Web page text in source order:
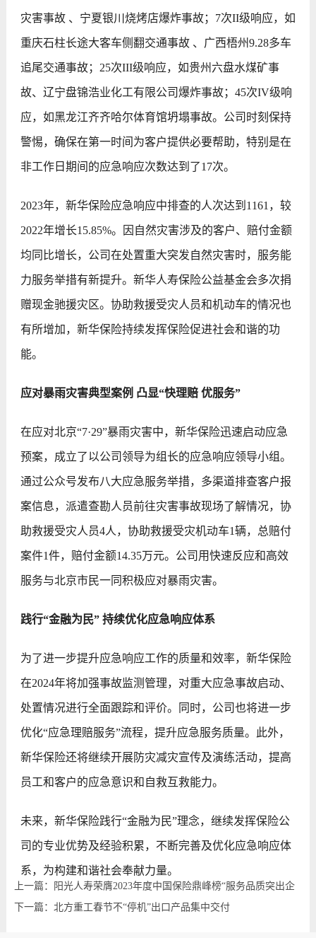
灾害事故 、宁夏银川烧烤店爆炸事故；7次II级响应，如
重庆石柱长途大客车侧翻交通事故 、广西梧州9.28多车
追尾交通事故；25次III级响应，如贵州六盘水煤矿事
故、辽宁盘锦浩业化工有限公司爆炸事故；45次IV级响
应，如黑龙江齐齐哈尔体育馆坍塌事故。公司时刻保持
警惕，确保在第一时间为客户提供必要帮助，特别是在
非工作日期间的应急响应次数达到了17次。
2023年，新华保险应急响应中排查的人次达到1161，较
2022年增长15.85%。因自然灾害涉及的客户、赔付金额
均同比增长，公司在处置重大突发自然灾害时，服务能
力服务举措有新提升。新华人寿保险公益基金会多次捐
赠现金驰援灾区。协助救援受灾人员和机动车的情况也
有所增加，新华保险持续发挥保险促进社会和谐的功
能。
应对暴雨灾害典型案例 凸显“快理赔 优服务”
在应对北京“7·29”暴雨灾害中，新华保险迅速启动应急
预案，成立了以公司领导为组长的应急响应领导小组。
通过公众号发布八大应急服务举措，多渠道排查客户报
案信息，派遣查勘人员前往灾害事故现场了解情况，协
助救援受灾人员4人，协助救援受灾机动车1辆，总赔付
案件1件，赔付金额14.35万元。公司用快速反应和高效
服务与北京市民一同积极应对暴雨灾害。
践行“金融为民” 持续优化应急响应体系
为了进一步提升应急响应工作的质量和效率，新华保险
在2024年将加强事故监测管理，对重大应急事故启动、
处置情况进行全面跟踪和评价。同时，公司也将进一步
优化“应急理赔服务”流程，提升应急服务质量。此外，
新华保险还将继续开展防灾减灾宣传及演练活动，提高
员工和客户的应急意识和自救互救能力。
未来，新华保险践行“金融为民”理念，继续发挥保险公
司的专业优势及经验积累，不断完善及优化应急响应体
系，为构建和谐社会奉献力量。
上一篇：阳光人寿荣膺2023年度中国保险鼎峰榜“服务品质突出企
业”
下一篇：北方重工春节不“停机”出口产品集中交付